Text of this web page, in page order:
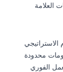
العلامة
محدودة
الفوري